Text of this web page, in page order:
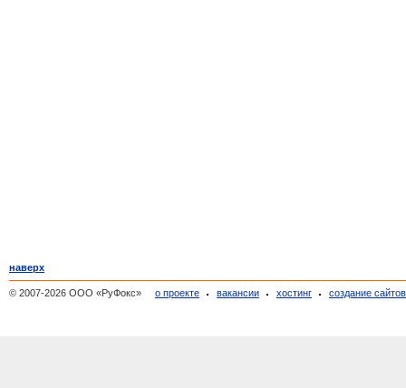
наверх
© 2007-2026 ООО «РуФокс» о проекте вакансии хостинг создание сайтов